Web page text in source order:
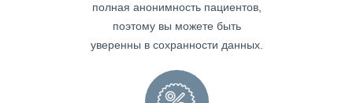
полная анонимность пациентов,
поэтому вы можете быть
уверенны в сохранности данных.